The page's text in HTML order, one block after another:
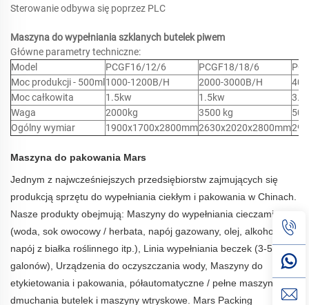
Sterowanie odbywa się poprzez PLC
Maszyna do wypełniania szklanych butelek piwem
Główne parametry techniczne:
Model
PCGF16/12/6 PCGF18/18/6
Moc produkcji - 500ml1000-1200B/H 2000-3000B/H
Moc całkowita
1.5kw 1.5kw
Waga
2000kg 3500 kg
Ogólny wymiar
1900x1700x2800mm2630x2020x2800mm
Maszyna do pakowania Mars
Jednym z najwcześniejszych przedsiębiorstw zajmujących się
produkcją sprzętu do wypełniania ciekłym i pakowania w Chinach.
Nasze produkty obejmują: Maszyny do wypełniania cieczami
(woda, sok owocowy / herbata, napój gazowany, olej, alkohol,
napój z białka roślinnego itp.), Linia wypełniania beczek (3-5
galonów), Urządzenia do oczyszczania wody, Maszyny do
etykietowania i pakowania, półautomatyczne / pełne maszyny do
dmuchania butelek i maszyny wtryskowe. Mars Packing